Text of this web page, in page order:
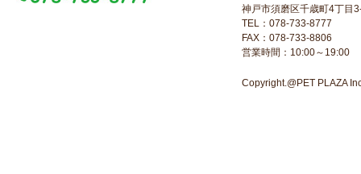
神戸市須磨区千歳町4丁目
TEL：078-733-8777
FAX：078-733-8806
営業時間：10:00～19:00
Copyright.@PET PLAZA